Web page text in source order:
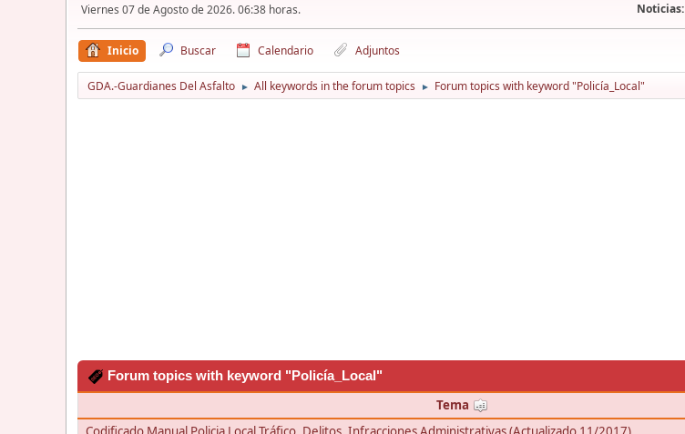
Viernes 07 de Agosto de 2026. 06:38 horas. Noticias:
Inicio Buscar Calendario Adjuntos
GDA.-Guardianes Del Asfalto ► All keywords in the forum topics ► Forum topics with keyword "Policía_Local"
Forum topics with keyword "Policía_Local"
Tema